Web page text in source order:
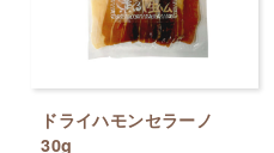
ドライハモンセラーノ
30g